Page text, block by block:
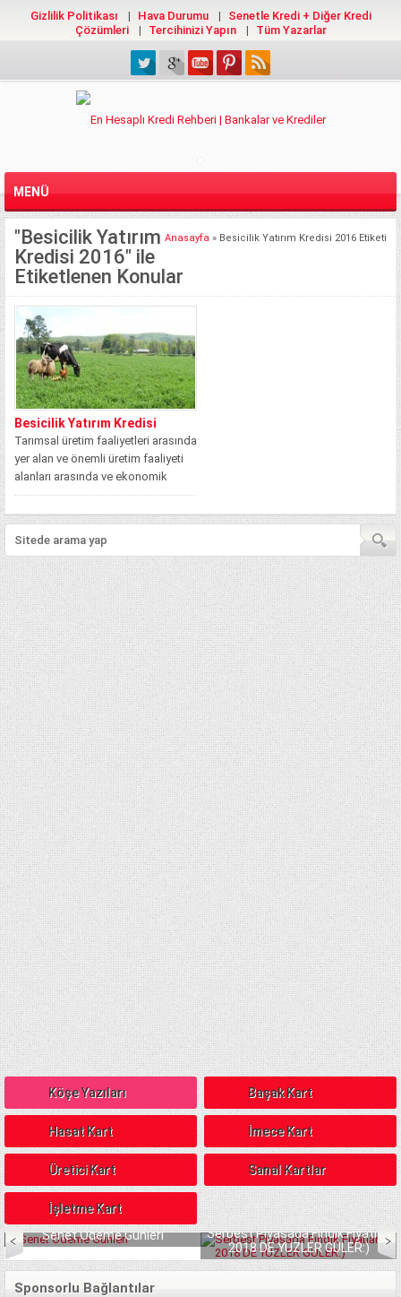
Gizlilik Politikası Hava Durumu
Senetle Kredi + Diğer Kredi
Çözümleri
Tercihinizi Yapın Tüm Yazarlar
MENÜ
Anasayfa » Besicilik Yatırım Kredisi 2016 Etiketi
"Besicilik Yatırım
Kredisi 2016" ile
Etiketlenen Konular
Besicilik Yatırım Kredisi
Tarımsal üretim faaliyetleri arasında
yer alan ve önemli üretim faaliyeti
alanları arasında ve ekonomik
etkinlik...
Köşe Yazıları Başak Kart
Hasat Kart İmece Kart
Üretici Kart Sanal Kartlar
İşletme Kart
Senet Ödeme Günleri
Serbest Piyasada Fındık Fiyatları
2018 DE YÜZLER GÜLER:)
Sponsorlu Bağlantılar